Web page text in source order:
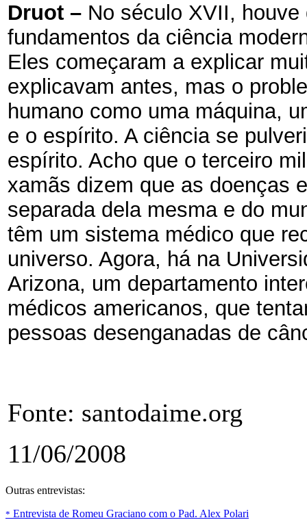
Druot – No século XVII,
fundamentos da ciência
Eles começaram a explicar
explicavam antes, mas o
humano como uma máquina,
e o espírito. A ciência se
espírito. Acho que o terceiro
xamãs dizem que as doenças
separada dela mesma e do
têm um sistema médico que
universo. Agora, há na
Arizona, um departamento
médicos americanos, que
pessoas desenganadas de
Fonte: santodaime.org
11/06/2008
Outras entrevistas:
* Entrevista de Romeu Graciano com o Pad. Alex Polari